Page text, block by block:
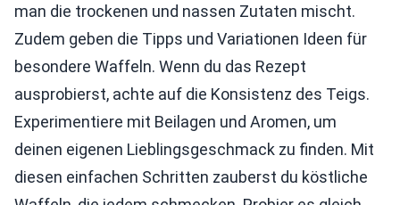
man die trockenen und nassen Zutaten mischt.
Zudem geben die Tipps und Variationen Ideen für
besondere Waffeln. Wenn du das Rezept
ausprobierst, achte auf die Konsistenz des Teigs.
Experimentiere mit Beilagen und Aromen, um
deinen eigenen Lieblingsgeschmack zu finden. Mit
diesen einfachen Schritten zauberst du köstliche